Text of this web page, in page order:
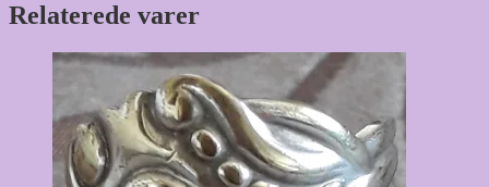
Relaterede varer